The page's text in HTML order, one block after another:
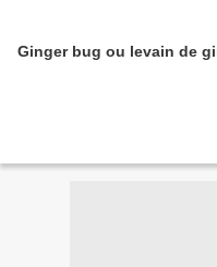
Ginger bug ou levain de